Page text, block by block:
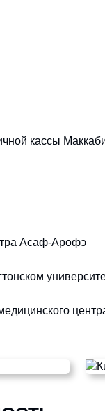
кассы
Асаф-Арофэ